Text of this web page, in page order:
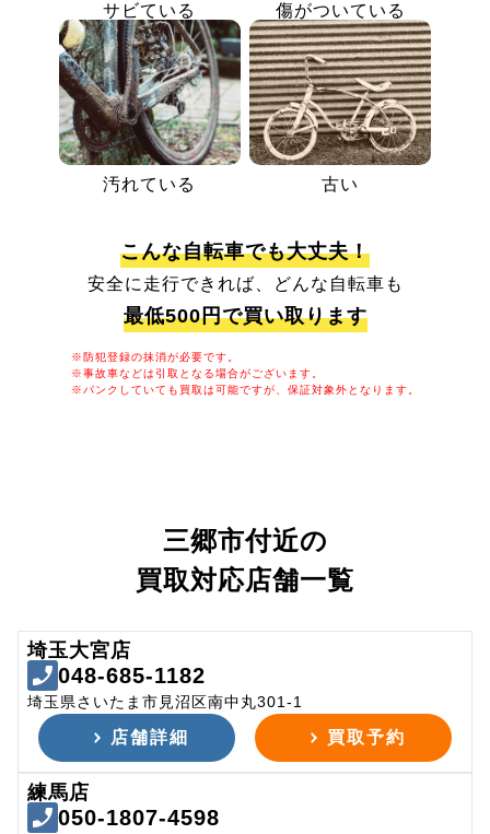
サビている 傷がついている
汚れている 古い
こんな自転車でも大丈夫！
安全に走行できれば、どんな自転車も
最低500円で買い取ります
※防犯登録の抹消が必要です。
※事故車などは引取となる場合がございます。
※パンクしていても買取は可能ですが、保証対象外となります。
三郷市付近の
買取対応店舗一覧
埼玉大宮店
048-685-1182
埼玉県さいたま市見沼区南中丸301-1
店舗詳細 買取予約
練馬店
050-1807-4598